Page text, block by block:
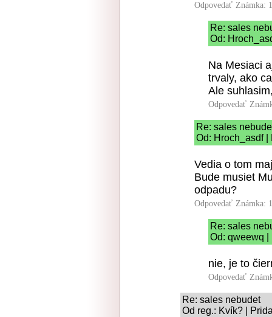
Odpovedať Známka:
Re: sales
Od:
Na Mesiaci
trvaly, ako
Ale
Odpovedať
Re: sales
Od: Hroch_asdf |
Vedia o tom
Bude musiet
odpadu?
Odpovedať Známka:
Re: sales
Od: qweewq |
nie, je to
Odpovedať
Re: sales nebudet
Od reg.: Kvík? |